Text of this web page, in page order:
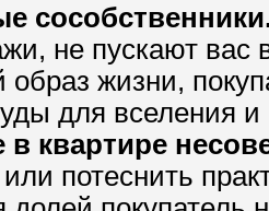
не пускают вас
жизни,
для вселения
квартире
потеснить